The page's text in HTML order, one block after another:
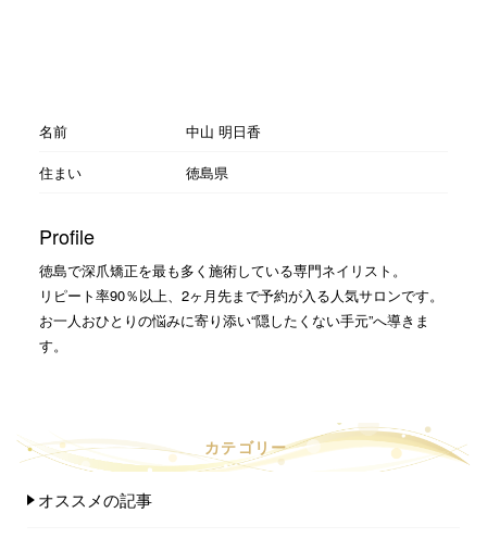
名前
中山 明日香
住まい
徳島県
Profile
徳島で深爪矯正を最も多く施術している専門ネイリスト。
リピート率90％以上、2ヶ月先まで予約が入る人気サロンです。
お一人おひとりの悩みに寄り添い“隠したくない手元”へ導きま
す。
カテゴリー
オススメの記事